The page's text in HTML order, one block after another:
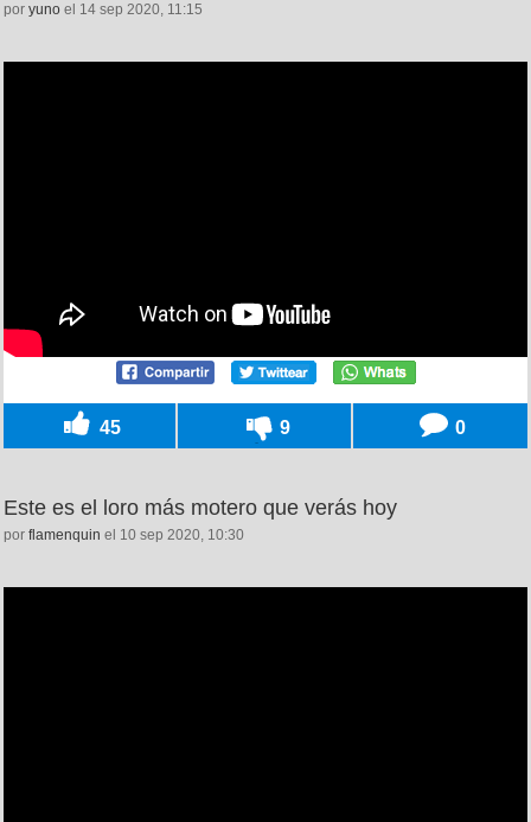
por yuno el 14 sep 2020, 11:15
45 9 0
Este es el loro más motero que verás hoy
por flamenquin el 10 sep 2020, 10:30